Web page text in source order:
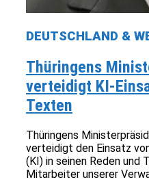
DEUTSCHLAND &
Thüringens
verteidigt KI-
Texten
Thüringens
verteidigt den Einsatz
(KI) in seinen Reden und
Mitarbeiter unserer